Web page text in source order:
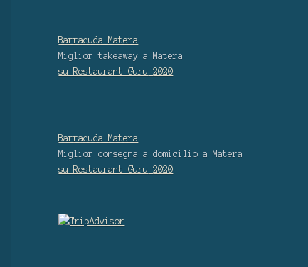
Barracuda Matera
Miglior takeaway a Matera
su Restaurant Guru
2020
Barracuda Matera
Miglior consegna a domicilio a Matera
su Restaurant Guru
2020